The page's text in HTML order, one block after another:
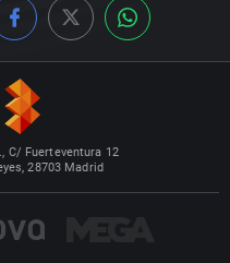
C/ Fuerteventura 12
28703 Madrid